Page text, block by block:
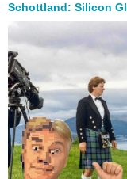
Schottland: Silicon